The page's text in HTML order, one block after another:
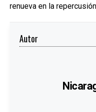
renueva en la
Autor